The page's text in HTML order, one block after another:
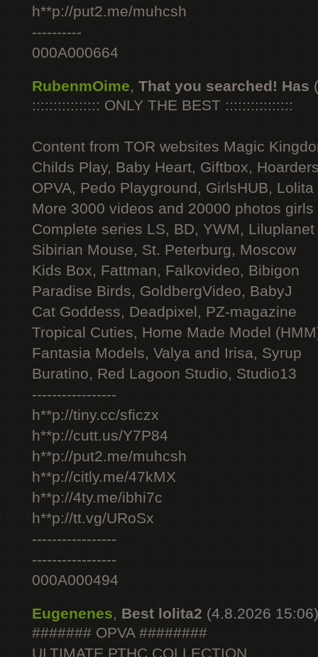
h**p://put2.me/muhcsh
----------
000A000664
RubenmOime, That you searched! Has
:::::::::::::::: ONLY THE BEST ::::::::::::::::
Content from TOR websites Magic
Childs Play, Baby Heart, Giftbox,
OPVA, Pedo Playground, GirlsHUB, Lolita
More 3000 videos and 20000 photos
Complete series LS, BD, YWM, Liluplanet
Sibirian Mouse, St. Peterburg, Moscow
Kids Box, Fattman, Falkovideo, Bibigon
Paradise Birds, GoldbergVideo, BabyJ
Cat Goddess, Deadpixel, PZ-magazine
Tropical Cuties, Home Made Model
Fantasia Models, Valya and Irisa, Syrup
Buratino, Red Lagoon Studio, Studio13
-----------------
h**p://tiny.cc/sficzx
h**p://cutt.us/Y7P84
h**p://put2.me/muhcsh
h**p://citly.me/47kMX
h**p://4ty.me/ibhi7c
h**p://tt.vg/URoSx
-----------------
-----------------
000A000494
Eugenenes, Best lolita2 (4.8.2026 15:06)
####### OPVA ########
ULTIMATE РТНС COLLECTION